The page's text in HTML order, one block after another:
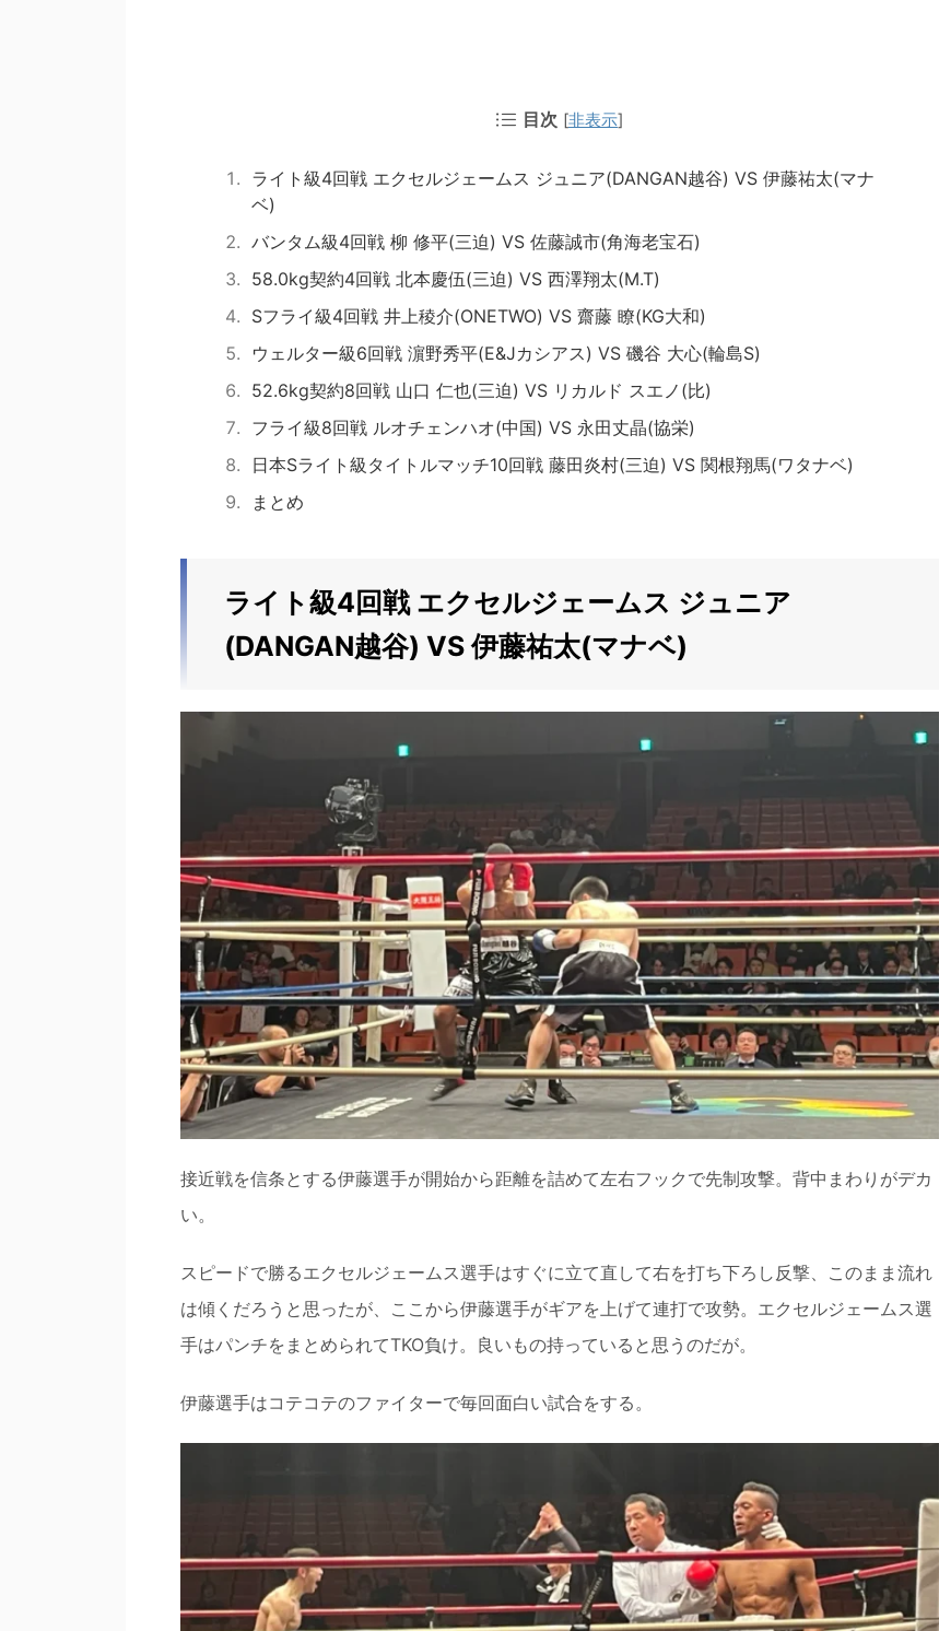
目次 [非表示]
ライト級4回戦 エクセルジェームス ジュニア(DANGAN越谷) VS 伊藤祐太(マナ
ベ)
バンタム級4回戦 柳 修平(三迫) VS 佐藤誠市(角海老宝石)
58.0kg契約4回戦 北本慶伍(三迫) VS 西澤翔太(M.T)
Sフライ級4回戦 井上稜介(ONETWO) VS 齋藤 瞭(KG大和)
ウェルター級6回戦 濵野秀平(E&Jカシアス) VS 磯谷 大心(輪島S)
52.6kg契約8回戦 山口 仁也(三迫) VS リカルド スエノ(比)
フライ級8回戦 ルオチェンハオ(中国) VS 永田丈晶(協栄)
日本Sライト級タイトルマッチ10回戦 藤田炎村(三迫) VS 関根翔馬(ワタナベ)
まとめ
ライト級4回戦 エクセルジェームス ジュニア
(DANGAN越谷) VS 伊藤祐太(マナベ)
接近戦を信条とする伊藤選手が開始から距離を詰めて左右フックで先制攻撃。背中まわりがデカ
い。
スピードで勝るエクセルジェームス選手はすぐに立て直して右を打ち下ろし反撃、このまま流れ
は傾くだろうと思ったが、ここから伊藤選手がギアを上げて連打で攻勢。エクセルジェームス選
手はパンチをまとめられてTKO負け。良いもの持っていると思うのだが。
伊藤選手はコテコテのファイターで毎回面白い試合をする。